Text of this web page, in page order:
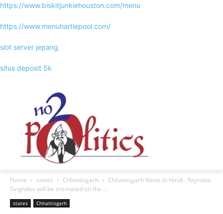
https://www.biskitjunkiehouston.com/menu
https://www.menuhartlepool.com/
slot server jepang
situs deposit 5k
Home states Chhattisgarh
Chhattisgarh News In Hindi : Rajmata
Singhdev will be cremated on the...
states Chhattisgarh